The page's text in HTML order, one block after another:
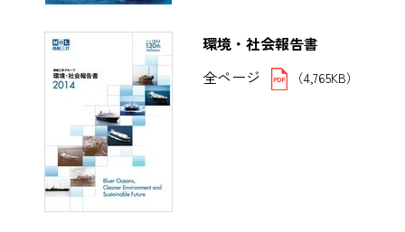
環境・社会報告書
全ページ
（4,765KB）